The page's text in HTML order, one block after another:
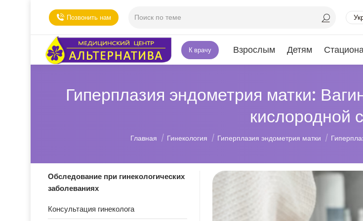
Позвонить нам
Взрослым Детям
К врачу
Гиперплазия эндометрия матки:
кислородной
Вы здесь:
Главная Гинекология Гиперплазия эндометрия матки
Обследование при гинекологических
заболеваниях
Консультация гинеколога